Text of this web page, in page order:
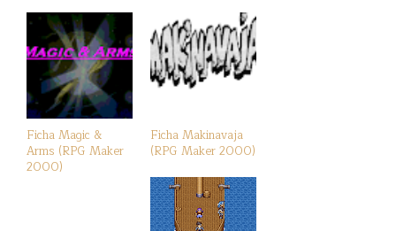
Ficha Magic &
Arms (RPG Maker
2000)
Ficha Makinavaja
(RPG Maker 2000)